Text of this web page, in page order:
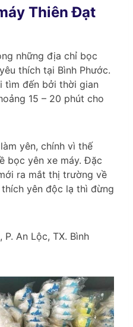
Thiên Đạt
những địa chỉ bọc
thích tại Bình Phước.
tìm đến bởi thời gian
15 – 20 phút cho
yên, chính vì thế
bọc yên xe máy. Đặc
ra mắt thị trường về
yên độc lạ thì đừng
P. An Lộc, TX. Bình